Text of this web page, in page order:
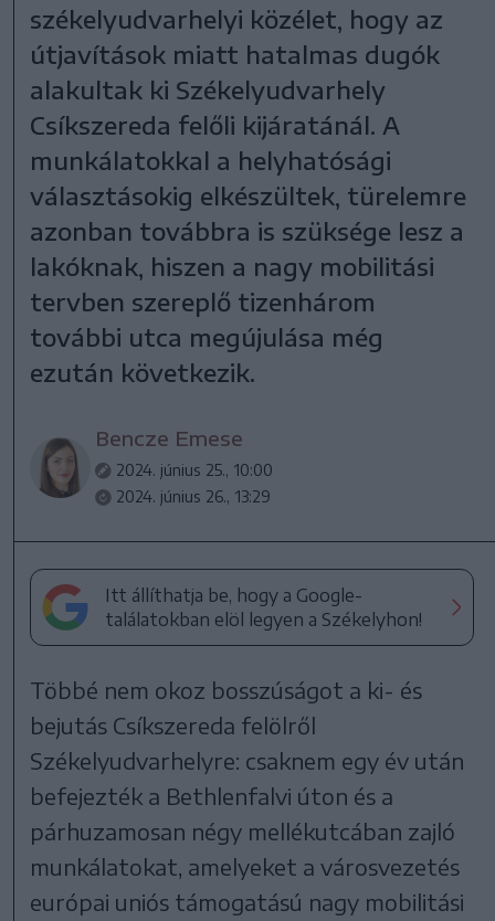
székelyudvarhelyi közélet, hogy az
útjavítások miatt hatalmas dugók
alakultak ki Székelyudvarhely
Csíkszereda felőli kijáratánál. A
munkálatokkal a helyhatósági
választásokig elkészültek, türelemre
azonban továbbra is szüksége lesz a
lakóknak, hiszen a nagy mobilitási
tervben szereplő tizenhárom
további utca megújulása még
ezután következik.
Bencze Emese
2024. június 25., 10:00
2024. június 26., 13:29
Itt állíthatja be, hogy a Google-
találatokban elöl legyen a Székelyhon!
Többé nem okoz bosszúságot a ki- és
bejutás Csíkszereda felölről
Székelyudvarhelyre: csaknem egy év után
befejezték a Bethlenfalvi úton és a
párhuzamosan négy mellékutcában zajló
munkálatokat, amelyeket a városvezetés
európai uniós támogatású nagy mobilitási